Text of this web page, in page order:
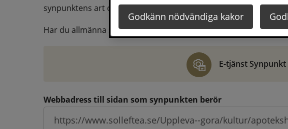
Godkänn nödvändiga kakor
synpunktens art och omfång.
Har du allmänna synpunkter, klagomål eller beröm gör du det
E-tjänst Synpunkt
Webbadress till sidan som synpunkten berör